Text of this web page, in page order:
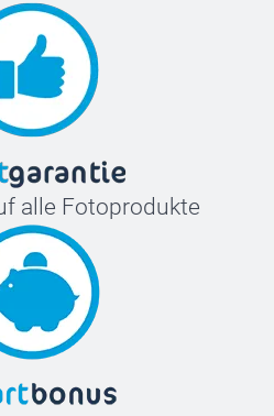
alle Fotoprodukte